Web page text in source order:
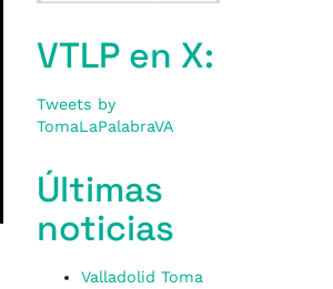
VTLP en X:
Tweets by
TomaLaPalabraVA
Últimas
noticias
Valladolid Toma